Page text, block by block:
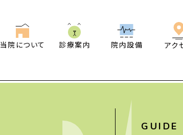
当院について 診療案内 院内設備 アク
GUIDE